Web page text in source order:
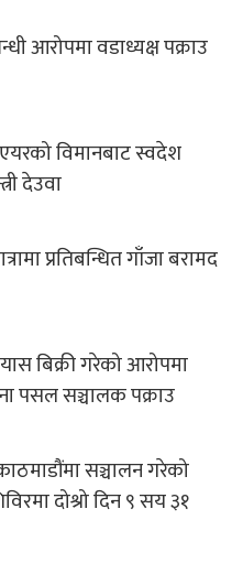
आरोपमा वडाध्यक्ष पक्राउ
विमानबाट स्वदेश
देउवा
प्रतिबन्धित गाँजा बरामद
बिक्री गरेको आरोपमा
पसल सञ्चालक पक्राउ
सञ्चालन गरेको
दोश्रो दिन ९ सय ३१